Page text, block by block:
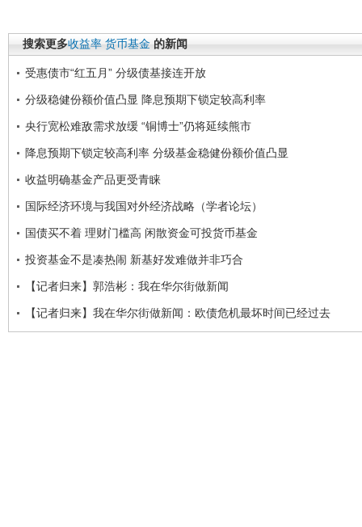
搜索更多收益率 货币基金 的新闻
受惠债市“红五月” 分级债基接连开放
分级稳健份额价值凸显 降息预期下锁定较高利率
央行宽松难敌需求放缓 “铜博士”仍将延续熊市
降息预期下锁定较高利率 分级基金稳健份额价值凸显
收益明确基金产品更受青睐
国际经济环境与我国对外经济战略（学者论坛）
国债买不着 理财门槛高 闲散资金可投货币基金
投资基金不是凑热闹 新基好发难做并非巧合
【记者归来】郭浩彬：我在华尔街做新闻
【记者归来】我在华尔街做新闻：欧债危机最坏时间已经过去